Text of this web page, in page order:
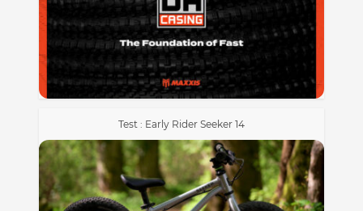
Test : Early Rider Seeker 14